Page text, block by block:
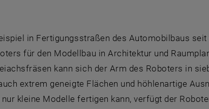
in Fertigungsstraßen des Automobilbaus seit
für den Modellbau in Architektur und
kann sich der Arm des Roboters in
extrem geneigte Flächen und höhlenartige
nur kleine Modelle fertigen kann, verfügt der